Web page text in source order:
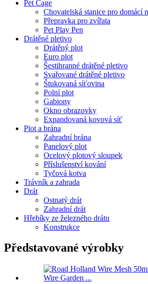
Pet Cage
Chovatelská stanice pro domácí
Přepravka pro zvířata
Pet Play Pen
Drátěné pletivo
Drátěný plot
Euro plot
Šestihranné drátěné pletivo
Svařované drátěné pletivo
Štukovaná síťovina
Polní plot
Gabiony
Okno obrazovky
Expandovaná kovová síť
Plot a brána
Zahradní brána
Panelový plot
Ocelový plotový sloupek
Příslušenství kování
Tyčová kotva
Trávník a zahrada
Drát
Ostnatý drát
Zahradní drát
Hřebíky ze železného drátu
Konstrukce
Představované výrobky